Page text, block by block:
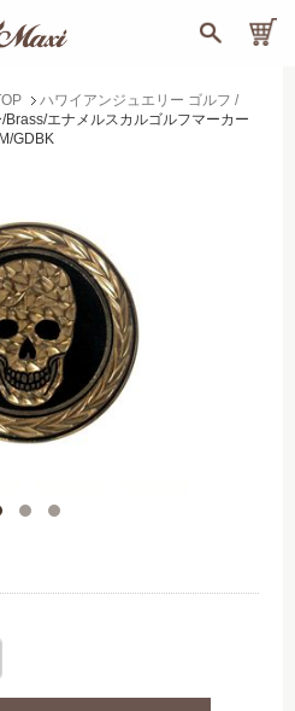
ハワイアンジュエリー ゴルフ /
エナメルスカルゴルフマーカー
M/GDBK